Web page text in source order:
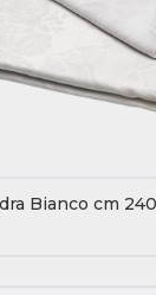
Bianco cm